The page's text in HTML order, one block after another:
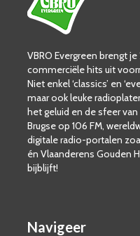
VBRO Evergreen brengt
commerciële hits uit
Niet enkel ‘classics’ en
maar ook leuke
het geluid en de sfeer
Brugse op 106 FM,
digitale radio-portalen
én Vlaanderens Gouden
bijblijft!
Navigeer